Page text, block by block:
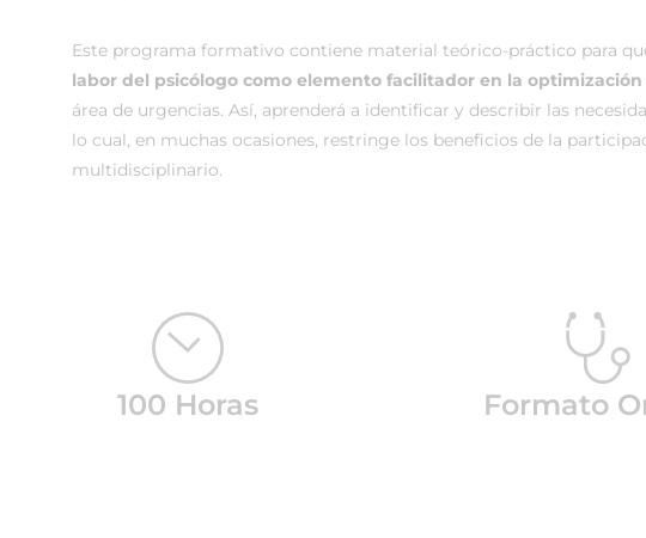
Este programa formativo contiene material teórico-práctico para
labor del psicólogo como elemento facilitador en la optimización
área de urgencias. Así, aprenderá a identificar y describir las
lo cual, en muchas ocasiones, restringe los beneficios de la
multidisciplinario.
100 Horas Formato